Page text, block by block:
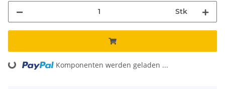
Stk
Loading... Komponenten werden geladen ...